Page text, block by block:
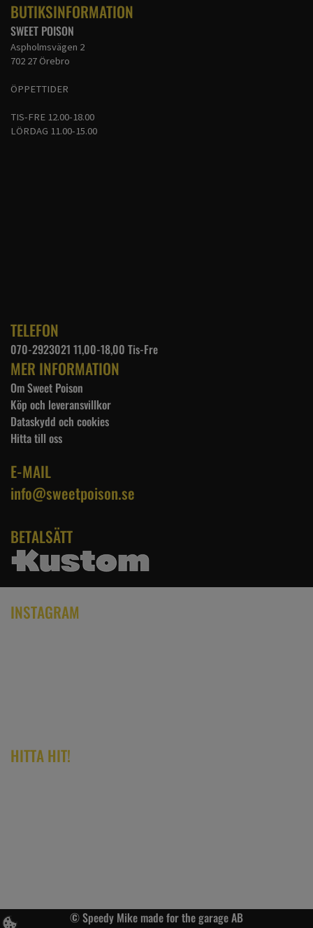
BUTIKSINFORMATION
SWEET POISON
Aspholmsvägen 2
702 27 Örebro
ÖPPETTIDER
TIS-FRE 12.00-18.00
LÖRDAG 11.00-15.00
TELEFON
070-2923021 11,00-18,00 Tis-Fre
MER INFORMATION
Om Sweet Poison
Köp och leveransvillkor
Dataskydd och cookies
Hitta till oss
E-MAIL
info@sweetpoison.se
BETALSÄTT
INSTAGRAM
HITTA HIT!
© Speedy Mike made for the garage AB